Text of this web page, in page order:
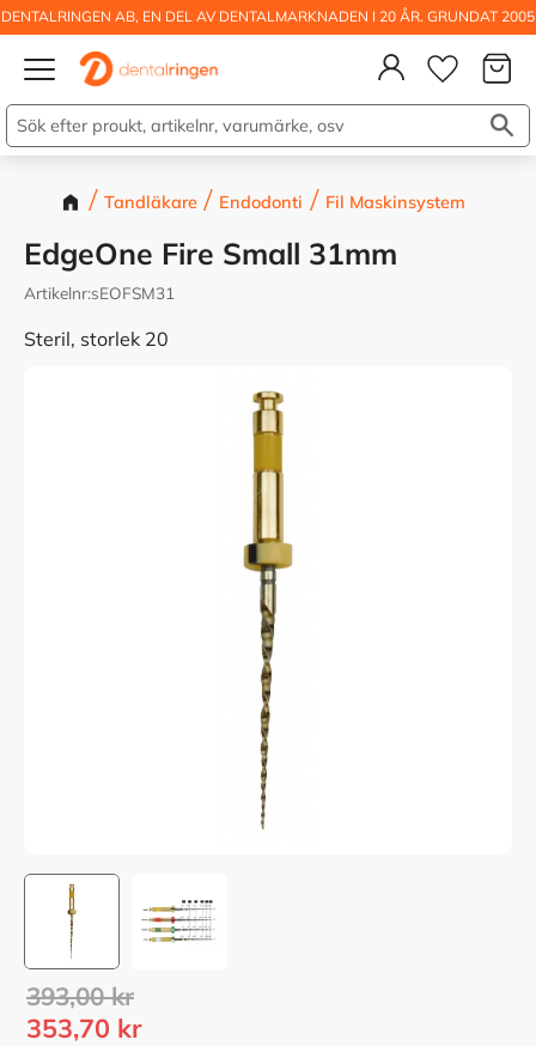
DENTALRINGEN AB, EN DEL AV DENTALMARKNADEN I 20 ÅR. GRUNDAT 2005
Tandläkare Endodonti Fil Maskinsystem
EdgeOne Fire Small 31mm
Artikelnr sEOFSM31
Steril, storlek 20
Nedsatt pris:
353,70 kr
Ordinarie pris:
393,00kr